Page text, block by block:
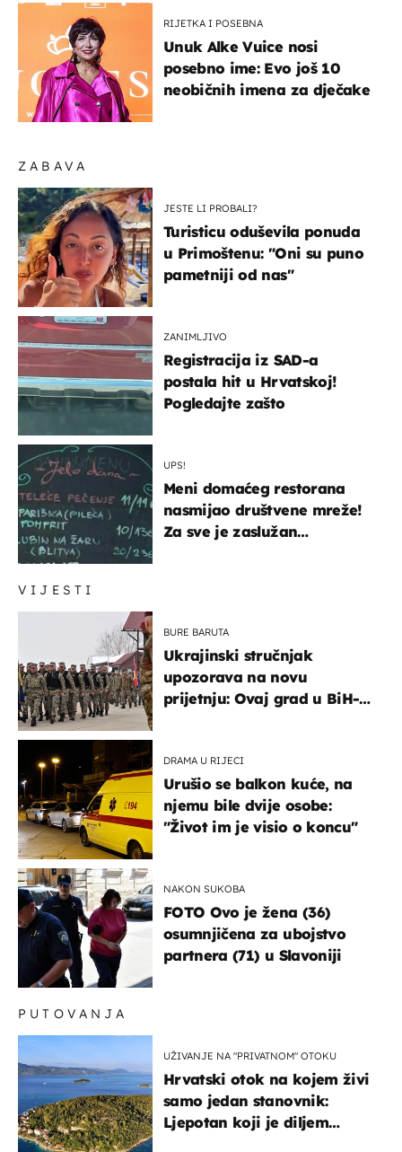
VIJESTI
BURE BARUTA
Ukrajinski stručnjak
upozorava na novu
prijetnju: Ovaj grad u BiH-u
DRAMA U RIJECI
Urušio se balkon kuće, na
njemu bile dvije osobe:
"Život im je visio o koncu"
NAKON SUKOBA
FOTO Ovo je žena (36)
osumnjičena za ubojstvo
partnera (71) u Slavoniji
ZABAVA
JESTE LI PROBALI?
Turisticu oduševila ponuda
u Primoštenu: "Oni su puno
pametniji od nas"
ZANIMLJIVO
Registracija iz SAD-a
postala hit u Hrvatskoj!
Pogledajte zašto
UPS!
Meni domaćeg restorana
nasmijao društvene mreže!
Za sve je zaslužan
PUTOVANJA
UŽIVANJE NA "PRIVATNOM" OTOKU
Hrvatski otok na kojem živi
samo jedan stanovnik:
Ljepotan koji je diljem
RIJETKA I POSEBNA
Unuk Alke Vuice nosi
posebno ime: Evo još 10
neobičnih imena za dječake